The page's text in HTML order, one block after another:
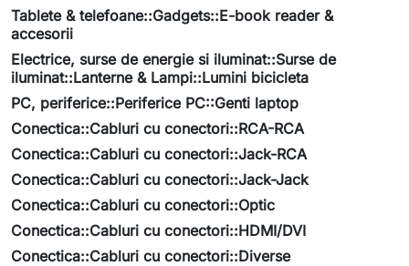
Tablete & telefoane::Gadgets::E-book reader &
accesorii
Electrice, surse de energie si iluminat::Surse de
iluminat::Lanterne & Lampi::Lumini bicicleta
PC, periferice::Periferice PC::Genti laptop
Conectica::Cabluri cu conectori::RCA-RCA
Conectica::Cabluri cu conectori::Jack-RCA
Conectica::Cabluri cu conectori::Jack-Jack
Conectica::Cabluri cu conectori::Optic
Conectica::Cabluri cu conectori::HDMI/DVI
Conectica::Cabluri cu conectori::Diverse